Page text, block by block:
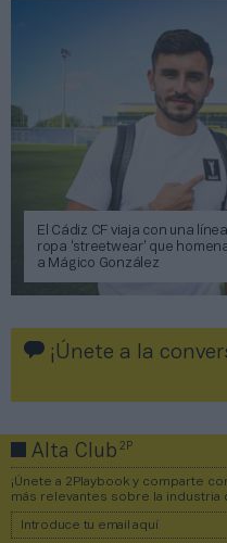
El Cádiz CF viaja con una
ropa ‘streetwear’ que
a Mágico González
¡Únete a la
Alta Club2P
¡Únete a 2Playbook y comparte
más relevantes sobre la industria